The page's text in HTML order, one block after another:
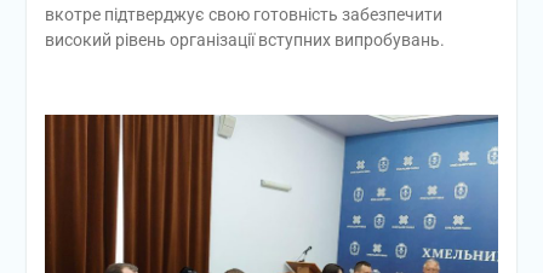
вкотре підтверджує свою готовність забезпечити
високий рівень організації вступних випробувань.